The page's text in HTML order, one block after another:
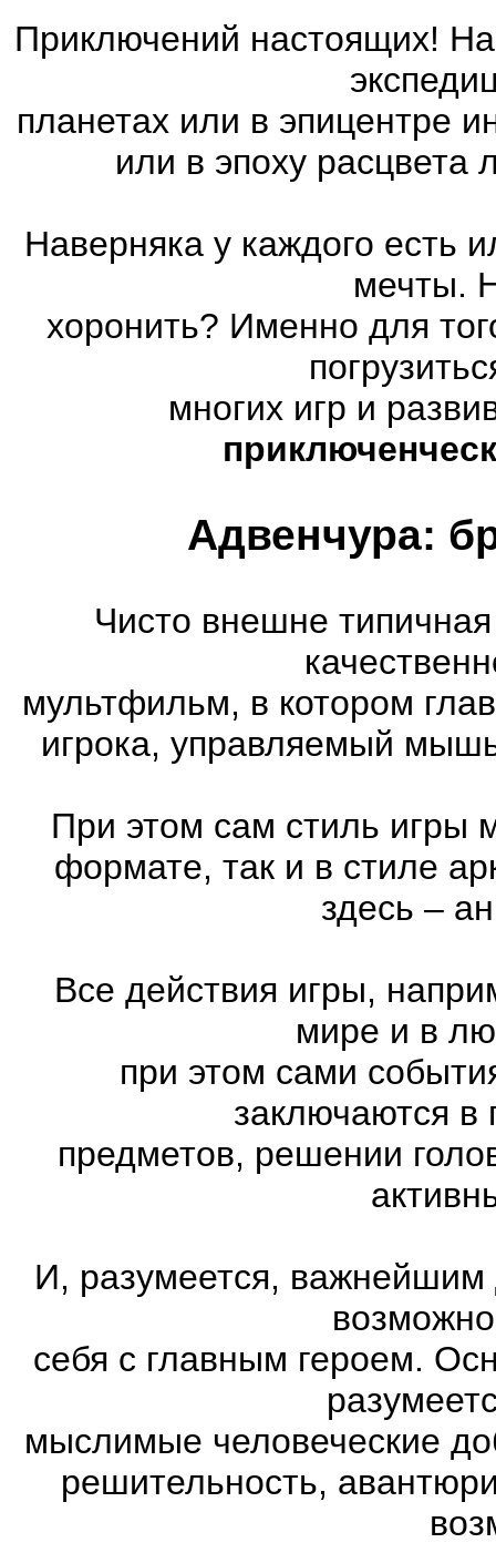
Приключений настоящих! На
планетах или в эпицентре
или в эпоху
Наверняка у каждого есть
мечты.
хоронить? Именно для
многих игр и
Адвенчура:
Чисто внешне
мультфильм, в котором
игрока, управляемый
При этом сам стиль игры
формате, так и в стиле
здесь –
Все действия игры,
мире и в
при этом сами
заключаются в
предметов, решении
И, разумеется, важнейшим
себя с главным героем.
мыслимые человеческие
решительность,